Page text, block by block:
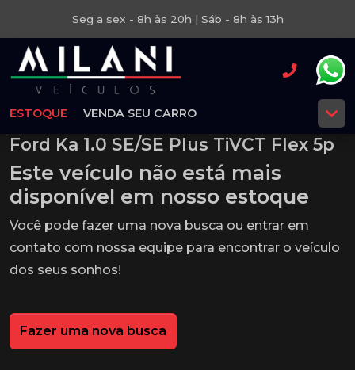
Seg a sex - 8h às 20h | Sáb - 8h às 13h
ESTOQUE VENDA SEU CARRO
Ford Ka 1.0 SE/SE Plus TiVCT Flex 5p
Este veículo não está mais
disponível em nosso estoque
Você pode fazer uma nova busca ou entrar em
contato com nossa equipe para encontrar o veículo
dos seus sonhos!
Fazer uma nova busca